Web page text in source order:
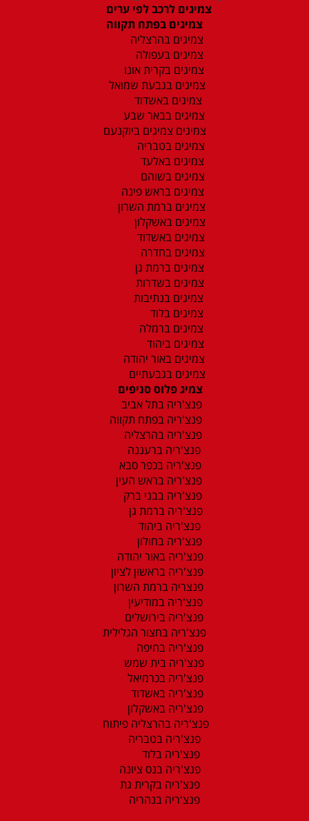
צמיגים לרכב לפי ערים
צמיגים בפתח תקווה
צמיגים בהרצליה
צמיגים בעפולה
צמיגים בקרית אונו
צמיגים בגבעת שמואל
צמיגים באשדוד
צמיגים בבאר שבע
צמיגים צמיגים ביוקנעם
צמיגים בטבריה
צמיגים באלעד
צמיגים בשוהם
צמיגים בראש פינה
צמיגים ברמת השרון
צמיגים באשקלון
צמיגים באשדוד
צמיגים בחדרה
צמיגים ברמת גן
צמיגים בשדרות
צמיגים בנתיבות
צמיגים בלוד
צמיגים ברמלה
צמיגים ביהוד
צמיגים באור יהודה
צמיגים בגבעתיים
צמיג פלוס סניפים
פנצ'ריה בתל אביב
פנצ'ריה בפתח תקווה
פנצ'ריה בהרצליה
פנצ'ריה ברעננה
פנצ'ריה בכפר סבא
פנצ'ריה בראש העין
פנצ'ריה בבני ברק
פנצ'ריה ברמת גן
פנצ'ריה ביהוד
פנצ'ריה בחולון
פנצ'ריה באור יהודה
פנצ'ריה בראשון לציון
פנצריה ברמת השרון
פנצ'ריה במודיעין
פנצ'ריה בירושלים
פנצ'ריה בחצור הגלילית
פנצ'ריה בחיפה
פנצ'ריה בית שמש
פנצ'ריה בכרמיאל
פנצ'ריה באשדוד
פנצ'ריה באשקלון
פנצ'ריה בהרצליה פיתוח
פנצ'ריה בטבריה
פנצ'ריה בלוד
פנצ'ריה בנס ציונה
פנצ'ריה בקרית גת
פנצ'ריה בנהריה